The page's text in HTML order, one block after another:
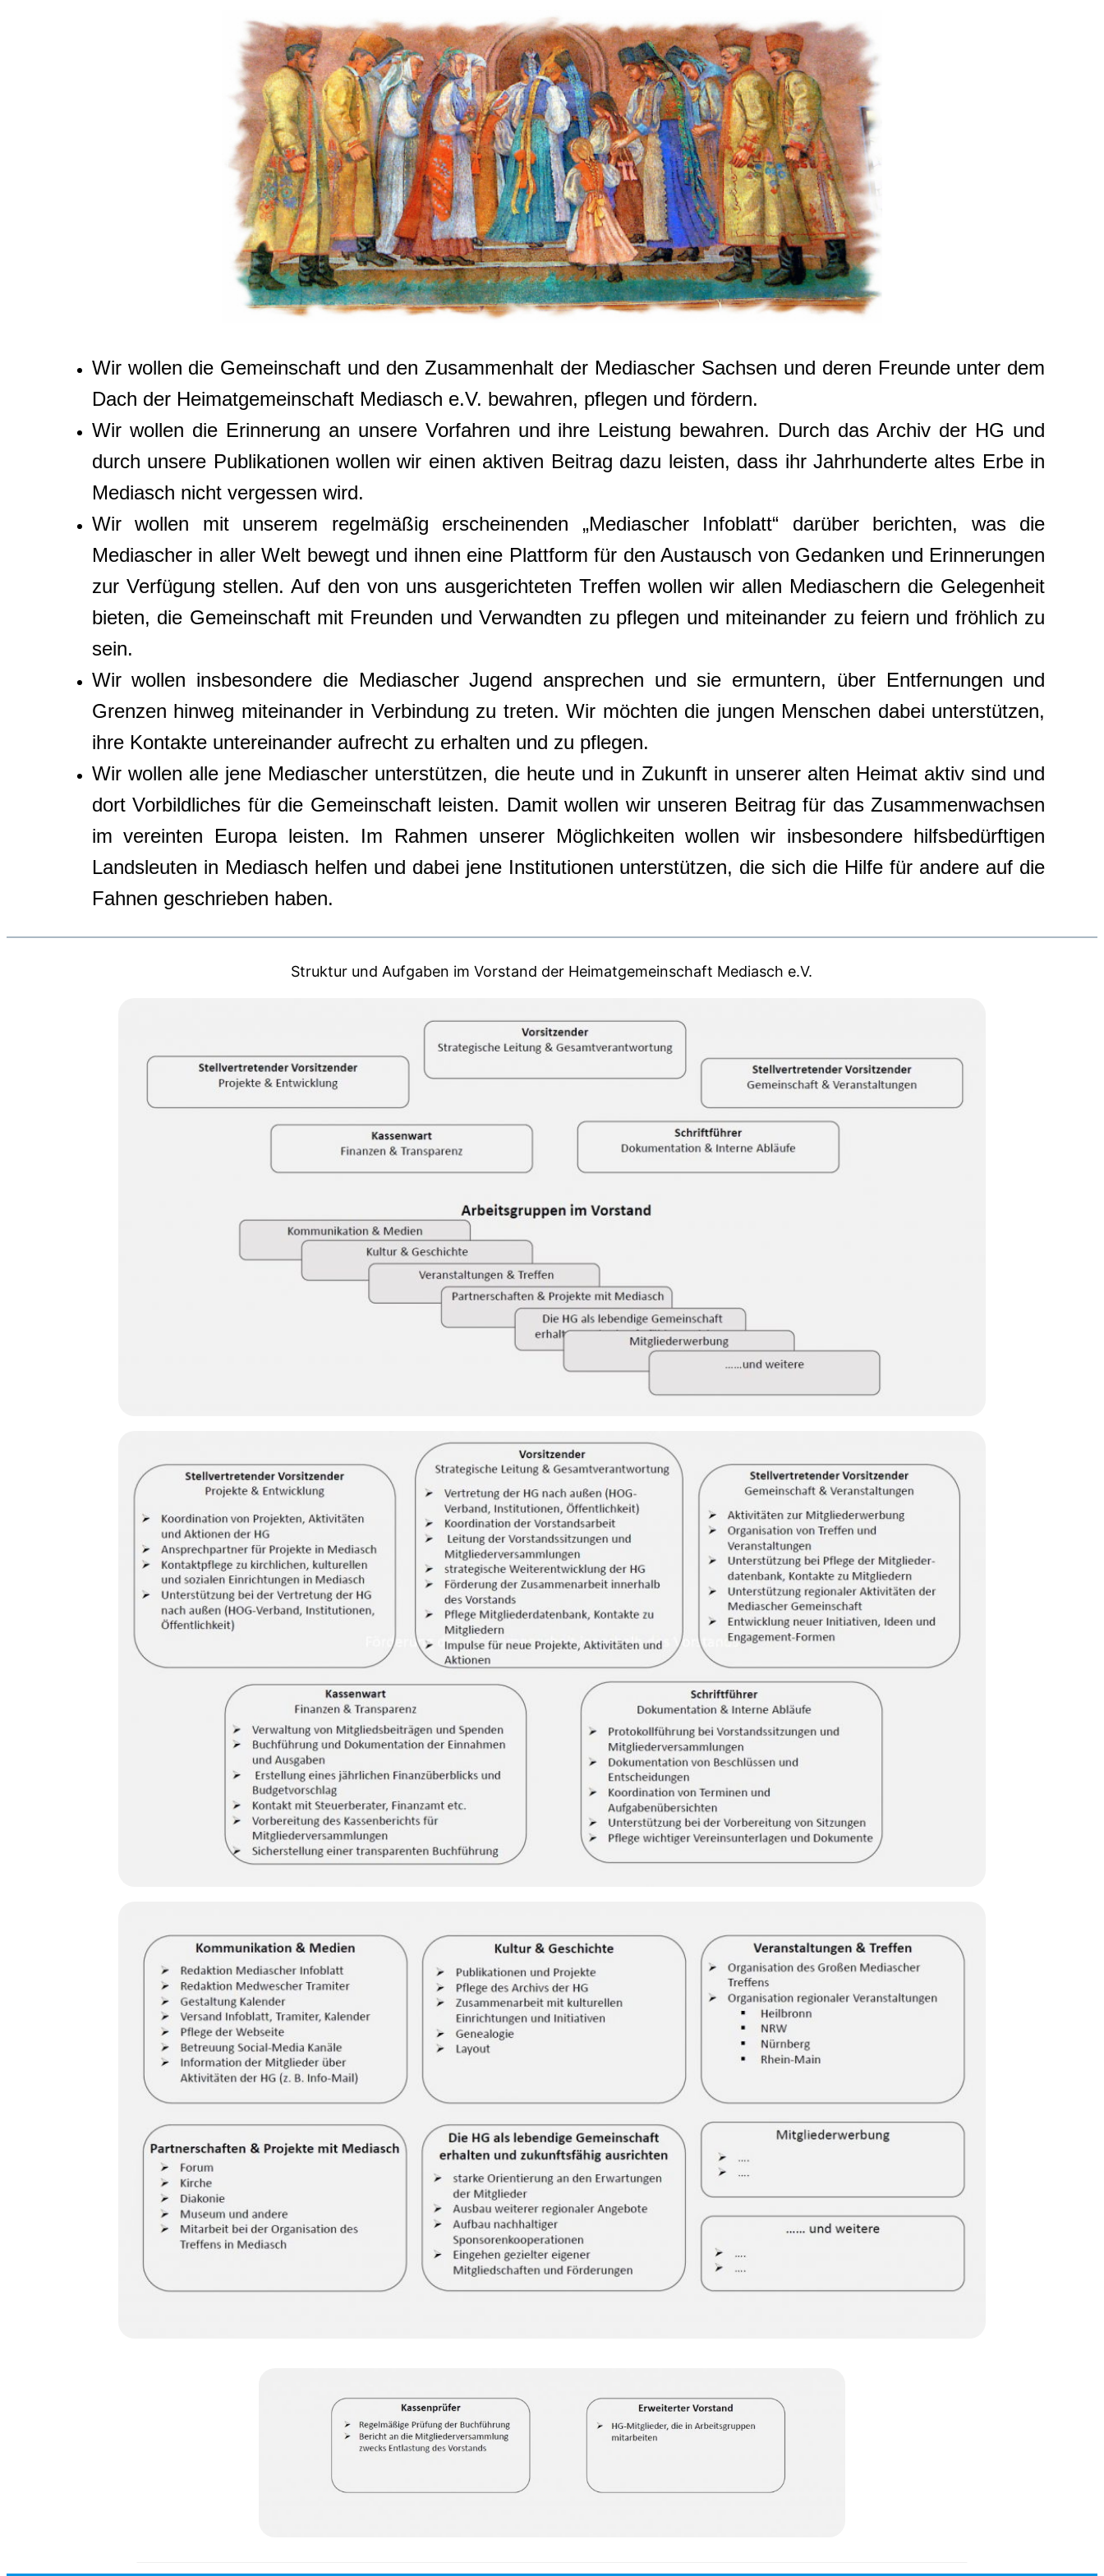
Wir wollen die Gemeinschaft und den Zusammenhalt der Mediascher Sachsen und deren Freunde unter dem
Dach der Heimatgemeinschaft Mediasch e.V. bewahren, pflegen und fördern.
Wir wollen die Erinnerung an unsere Vorfahren und ihre Leistung bewahren. Durch das Archiv der HG und
durch unsere Publikationen wollen wir einen aktiven Beitrag dazu leisten, dass ihr Jahrhunderte altes Erbe in
Mediasch nicht vergessen wird.
Wir wollen mit unserem regelmäßig erscheinenden „Mediascher Infoblatt“ darüber berichten, was die
Mediascher in aller Welt bewegt und ihnen eine Plattform für den Austausch von Gedanken und Erinnerungen
zur Verfügung stellen. Auf den von uns ausgerichteten Treffen wollen wir allen Mediaschern die Gelegenheit
bieten, die Gemeinschaft mit Freunden und Verwandten zu pflegen und miteinander zu feiern und fröhlich zu
sein.
Wir wollen insbesondere die Mediascher Jugend ansprechen und sie ermuntern, über Entfernungen und
Grenzen hinweg miteinander in Verbindung zu treten. Wir möchten die jungen Menschen dabei unterstützen,
ihre Kontakte untereinander aufrecht zu erhalten und zu pflegen.
Wir wollen alle jene Mediascher unterstützen, die heute und in Zukunft in unserer alten Heimat aktiv sind und
dort Vorbildliches für die Gemeinschaft leisten. Damit wollen wir unseren Beitrag für das Zusammenwachsen
im vereinten Europa leisten. Im Rahmen unserer Möglichkeiten wollen wir insbesondere hilfsbedürftigen
Landsleuten in Mediasch helfen und dabei jene Institutionen unterstützen, die sich die Hilfe für andere auf die
Fahnen geschrieben haben.
Struktur und Aufgaben im Vorstand der Heimatgemeinschaft Mediasch e.V.